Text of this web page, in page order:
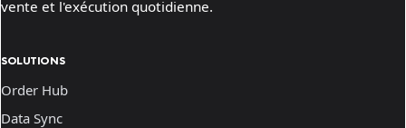
vente et l'exécution quotidienne.
SOLUTIONS
Order Hub
Data Sync